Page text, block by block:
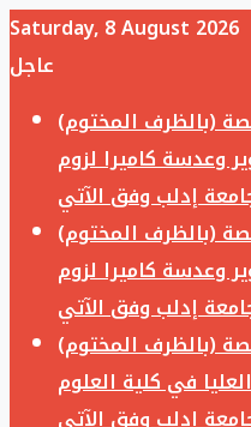
Saturday, 8 August 2026
عاجل
(بالظرف المختوم)
وعدسة كاميرا لزوم
(بالظرف المختوم)
وعدسة كاميرا لزوم
(بالظرف المختوم)
في كلية العلوم